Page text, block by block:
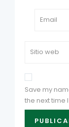
Save my
the next time